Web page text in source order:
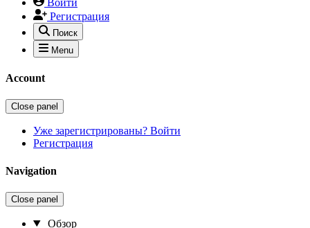
Регистрация
Поиск
Menu
Account
Close panel
Уже зарегистрированы? Войти
Регистрация
Navigation
Close panel
Обзор